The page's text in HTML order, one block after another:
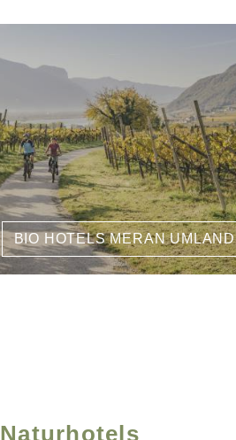
BIO HOTELS MERAN UMLAND
Naturhotels